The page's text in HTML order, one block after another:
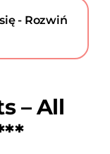
- Rozwiń
– All